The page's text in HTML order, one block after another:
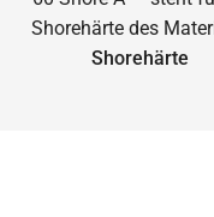
Shorehärte